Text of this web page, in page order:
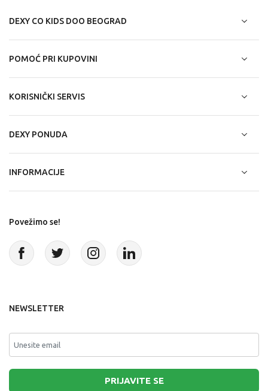
DEXY CO KIDS DOO BEOGRAD
POMOĆ PRI KUPOVINI
KORISNIČKI SERVIS
DEXY PONUDA
INFORMACIJE
Povežimo se!
NEWSLETTER
PRIJAVITE SE